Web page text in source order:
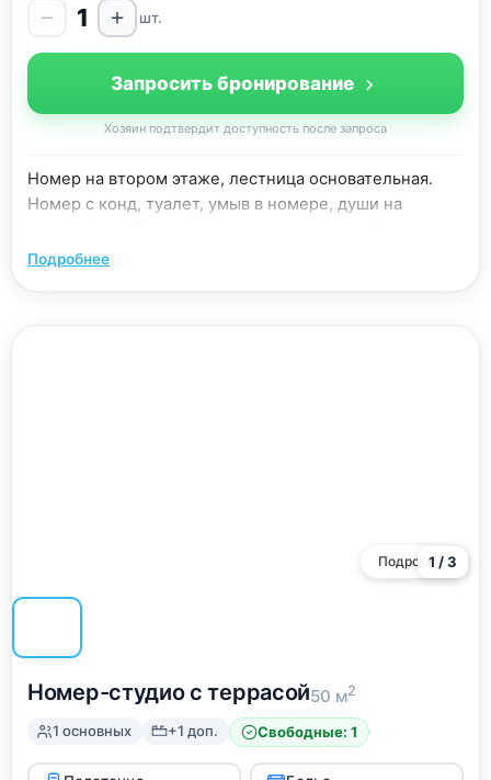
1 шт.
Запросить бронирование
Хозяин подтвердит доступность после запроса
Номер на втором этаже, лестница основательная.
Номер с конд, туалет, умыв в номере, души на
вода круглосуточно.
Подробнее
Подробнее
1 / 3
Номер-студио с террасой50 м2
1 основных +1 доп. Свободные: 1